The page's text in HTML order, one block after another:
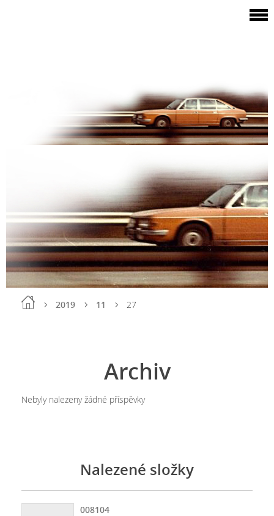
2019 11 27
Archiv
Nebyly nalezeny žádné příspěvky
Nalezené složky
008104